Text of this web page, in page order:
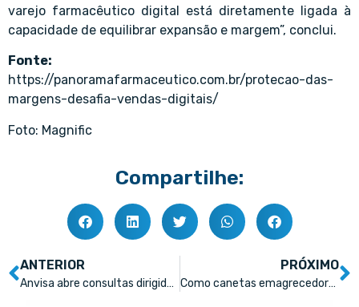
varejo farmacêutico digital está diretamente ligada à
capacidade de equilibrar expansão e margem”, conclui.
Fonte:
https://panoramafarmaceutico.com.br/protecao-das-
margens-desafia-vendas-digitais/
Foto: Magnific
Compartilhe:
ANTERIOR
Anvisa abre consultas dirigidas para avaliar implementação da bula digital no país
PRÓXIMO
Como canetas emagrecedoras agem na menopausa